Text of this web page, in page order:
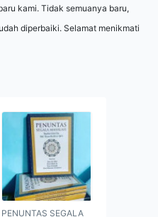
kami. Tidak semuanya baru,
diperbaiki. Selamat menikmati
PENUNTAS SEGALA